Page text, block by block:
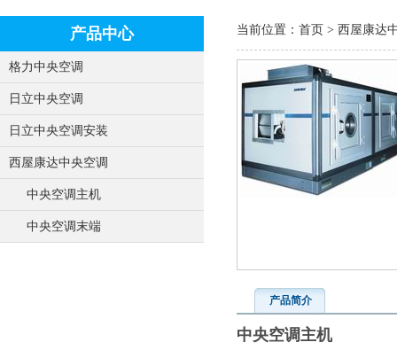
产品中心
格力中央空调
日立中央空调
日立中央空调安装
西屋康达中央空调
中央空调主机
中央空调末端
当前位置： 首页 > 西屋康达
产品简介
中央空调主机